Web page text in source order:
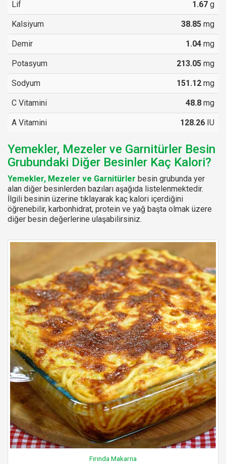
Lif 1.67 g
Kalsiyum 38.85 mg
Demir 1.04 mg
Potasyum 213.05 mg
Sodyum 151.12 mg
C Vitamini 48.8 mg
A Vitamini 128.26 IU
Yemekler, Mezeler ve Garnitürler Besin
Grubundaki Diğer Besinler Kaç Kalori?
Yemekler, Mezeler ve Garnitürler besin grubunda yer
alan diğer besinlerden bazıları aşağıda listelenmektedir.
İlgili besinin üzerine tıklayarak kaç kalori içerdiğini
öğrenebilir, karbonhidrat, protein ve yağ başta olmak üzere
diğer besin değerlerine ulaşabilirsiniz.
Fırında Makarna